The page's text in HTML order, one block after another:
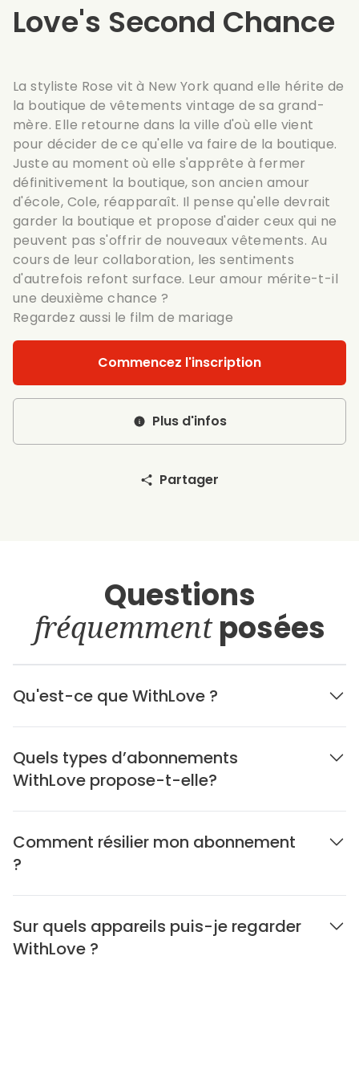
Love's Second Chance
La styliste Rose vit à New York quand elle hérite de
la boutique de vêtements vintage de sa grand-
mère. Elle retourne dans la ville d'où elle vient
pour décider de ce qu'elle va faire de la boutique.
Juste au moment où elle s'apprête à fermer
définitivement la boutique, son ancien amour
d'école, Cole, réapparaît. Il pense qu'elle devrait
garder la boutique et propose d'aider ceux qui ne
peuvent pas s'offrir de nouveaux vêtements. Au
cours de leur collaboration, les sentiments
d'autrefois refont surface. Leur amour mérite-t-il
une deuxième chance ?
Regardez aussi le film de mariage
Commencez l'inscription
Plus d'infos
Partager
Questions
fréquemmentposées
Qu'est-ce que WithLove ?
Quels types d’abonnements
WithLove propose-t-elle?
Comment résilier mon abonnement
?
Sur quels appareils puis-je regarder
WithLove ?